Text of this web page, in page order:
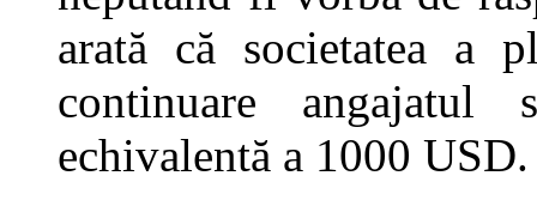
arată că societatea a
continuare
echivalentă a 1000 USD.